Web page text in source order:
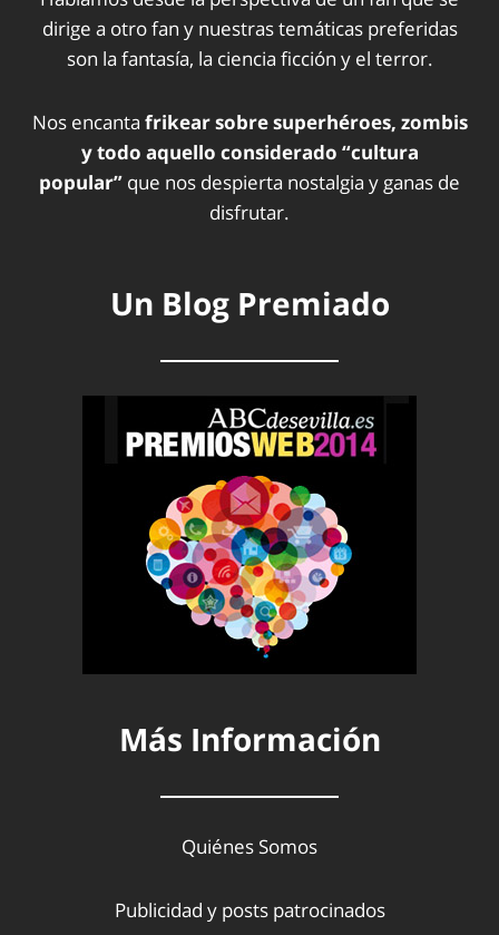
dirige a otro fan y nuestras temáticas preferidas
son la fantasía, la ciencia ficción y el terror.
Nos encanta frikear sobre superhéroes, zombis
y todo aquello considerado “cultura
popular” que nos despierta nostalgia y ganas de
disfrutar.
Un Blog Premiado
Más Información
Quiénes Somos
Publicidad y posts patrocinados